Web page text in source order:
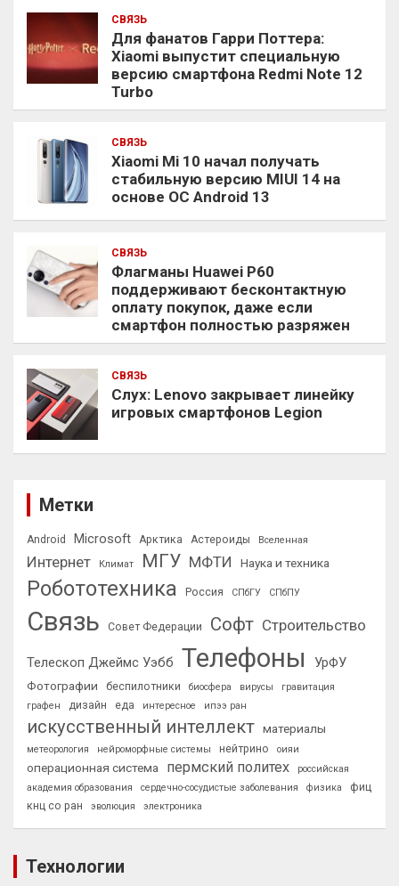
СВЯЗЬ
Для фанатов Гарри Поттера:
Xiaomi выпустит специальную
версию смартфона Redmi Note 12
Turbo
СВЯЗЬ
Xiaomi Mi 10 начал получать
стабильную версию MIUI 14 на
основе ОС Android 13
СВЯЗЬ
Флагманы Huawei P60
поддерживают бесконтактную
оплату покупок, даже если
смартфон полностью разряжен
СВЯЗЬ
Слух: Lenovo закрывает линейку
игровых смартфонов Legion
Метки
Android Microsoft Арктика Астероиды Вселенная
Интернет Климат МГУ МФТИ Наука и техника
Робототехника Россия СПбГУ СПбПУ
Связь Совет Федерации Софт Строительство
Телескоп Джеймс Уэбб Телефоны УрФУ
Фотографии беспилотники биосфера вирусы
гравитация
графен
дизайн еда интересное ипээ ран
искусственный интеллект материалы
метеорология нейроморфные системы нейтрино оияи
операционная система пермский политех
российская
академия образования
сердечно-сосудистые заболевания физика
фиц
кнц со ран
эволюция электроника
Технологии